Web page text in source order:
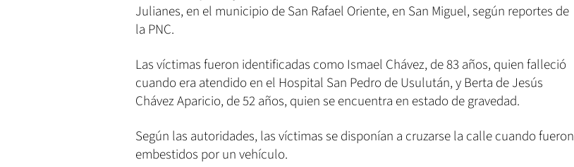
Julianes, en el municipio de San Rafael Oriente, en San Miguel, según reportes de
la PNC.
Las víctimas fueron identificadas como Ismael Chávez, de 83 años, quien falleció
cuando era atendido en el Hospital San Pedro de Usulután, y Berta de Jesús
Chávez Aparicio, de 52 años, quien se encuentra en estado de gravedad.
Según las autoridades, las víctimas se disponían a cruzarse la calle cuando fueron
embestidos por un vehículo.